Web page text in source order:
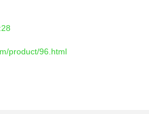
product/96.html